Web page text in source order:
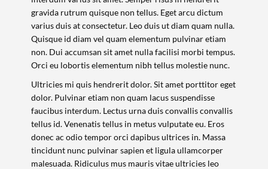
gravida rutrum quisque non tellus. Eget arcu dictum
varius duis at consectetur. Leo duis ut diam quam nulla.
Quisque id diam vel quam elementum pulvinar etiam
non. Dui accumsan sit amet nulla facilisi morbi tempus.
Orci eu lobortis elementum nibh tellus molestie nunc.
Ultricies mi quis hendrerit dolor. Sit amet porttitor eget
dolor. Pulvinar etiam non quam lacus suspendisse
faucibus interdum. Lectus urna duis convallis convallis
tellus id. Venenatis tellus in metus vulputate eu. Eros
donec ac odio tempor orci dapibus ultrices in. Massa
tincidunt nunc pulvinar sapien et ligula ullamcorper
malesuada. Ridiculus mus mauris vitae ultricies leo